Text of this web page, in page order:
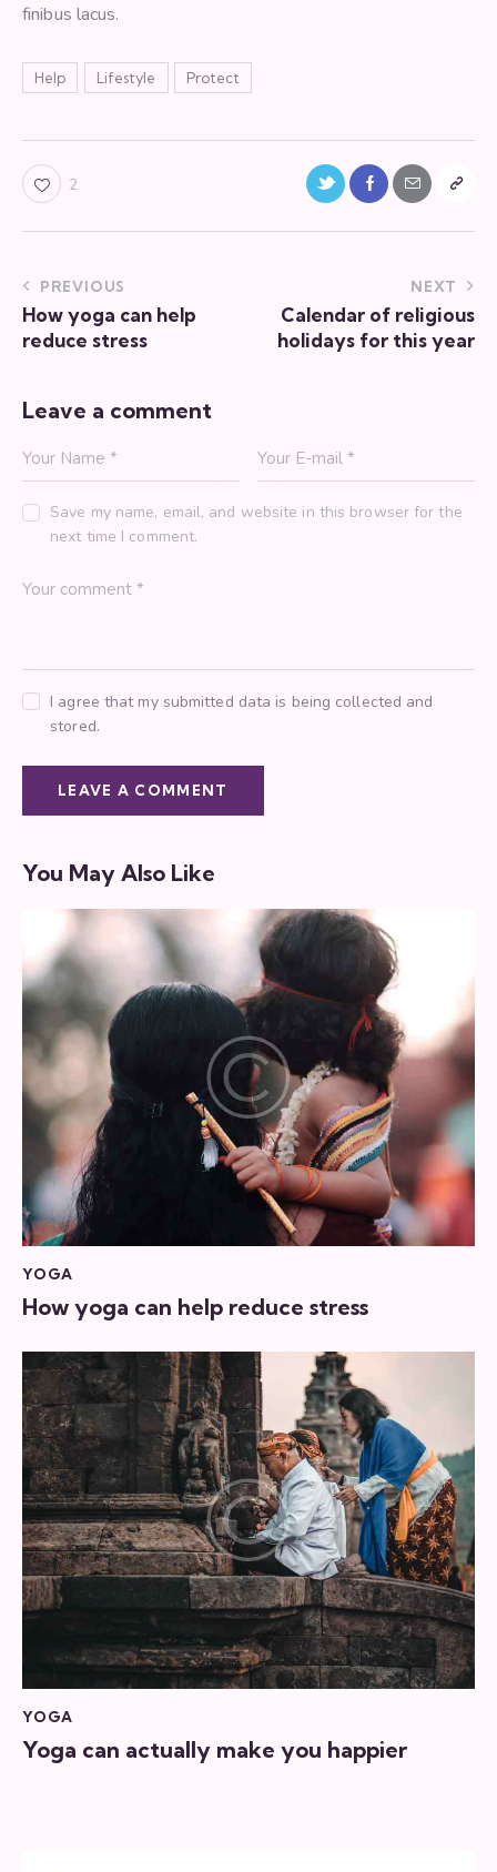
finibus lacus.
Help Lifestyle Protect
2
PREVIOUS
How yoga can help
reduce stress
NEXT
Calendar of religious
holidays for this year
Leave a comment
Save my name, email, and website in this browser for the
next time I comment.
I agree that my submitted data is being collected and
stored.
You May Also Like
YOGA
How yoga can help reduce stress
YOGA
Yoga can actually make you happier